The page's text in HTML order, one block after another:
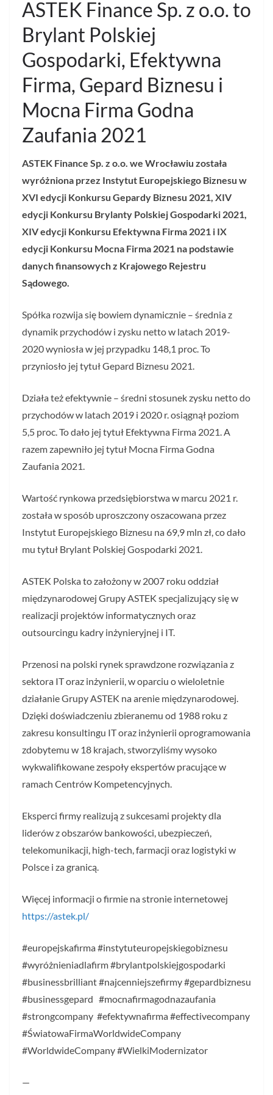
ASTEK Finance Sp. z o.o. to
Brylant Polskiej
Gospodarki, Efektywna
Firma, Gepard Biznesu i
Mocna Firma Godna
Zaufania 2021
ASTEK Finance Sp. z o.o. we Wrocławiu została
wyróżniona przez Instytut Europejskiego Biznesu w
XVI edycji Konkursu Gepardy Biznesu 2021, XIV
edycji Konkursu Brylanty Polskiej Gospodarki 2021,
XIV edycji Konkursu Efektywna Firma 2021 i IX
edycji Konkursu Mocna Firma 2021 na podstawie
danych finansowych z Krajowego Rejestru
Sądowego.
Spółka rozwija się bowiem dynamicznie – średnia z
dynamik przychodów i zysku netto w latach 2019-
2020 wyniosła w jej przypadku 148,1 proc. To
przyniosło jej tytuł Gepard Biznesu 2021.
Działa też efektywnie – średni stosunek zysku netto do
przychodów w latach 2019 i 2020 r. osiągnął poziom
5,5 proc. To dało jej tytuł Efektywna Firma 2021. A
razem zapewniło jej tytuł Mocna Firma Godna
Zaufania 2021.
Wartość rynkowa przedsiębiorstwa w marcu 2021 r.
została w sposób uproszczony oszacowana przez
Instytut Europejskiego Biznesu na 69,9 mln zł, co dało
mu tytuł Brylant Polskiej Gospodarki 2021.
ASTEK Polska to założony w 2007 roku oddział
międzynarodowej Grupy ASTEK specjalizujący się w
realizacji projektów informatycznych oraz
outsourcingu kadry inżynieryjnej i IT.
Przenosi na polski rynek sprawdzone rozwiązania z
sektora IT oraz inżynierii, w oparciu o wieloletnie
działanie Grupy ASTEK na arenie międzynarodowej.
Dzięki doświadczeniu zbieranemu od 1988 roku z
zakresu konsultingu IT oraz inżynierii oprogramowania
zdobytemu w 18 krajach, stworzyliśmy wysoko
wykwalifikowane zespoły ekspertów pracujące w
ramach Centrów Kompetencyjnych.
Eksperci firmy realizują z sukcesami projekty dla
liderów z obszarów bankowości, ubezpieczeń,
telekomunikacji, high-tech, farmacji oraz logistyki w
Polsce i za granicą.
Więcej informacji o firmie na stronie internetowej
https://astek.pl/
#europejskafirma #instytuteuropejskiegobiznesu
#wyróżnieniadlafirm #brylantpolskiejgospodarki
#businessbrilliant #najcenniejszefirmy #gepardbiznesu
#businessgepard #mocnafirmagodnazaufania
#strongcompany #efektywnafirma #effectivecompany
#ŚwiatowaFirmaWorldwideCompany
#WorldwideCompany #WielkiModernizator
—